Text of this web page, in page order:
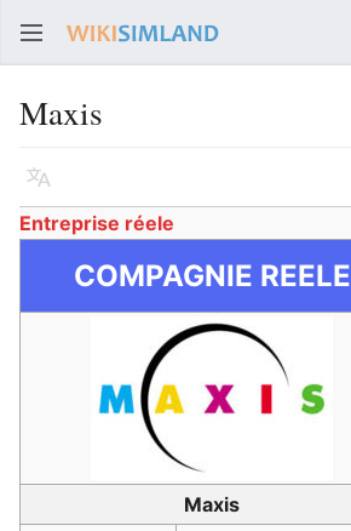
Maxis
Langue
Entreprise réele
COMPAGNIE REELE
Maxis